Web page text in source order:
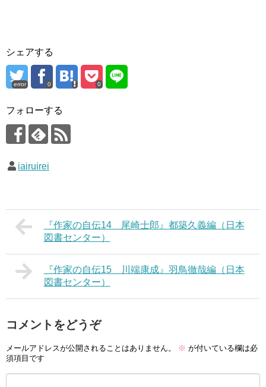
シェアする
error 0 0
フォローする
iairuirei
『作家の自伝14 尾崎士郎』都築久義編（日本
図書センター）
『作家の自伝15 川端康成』羽鳥徹哉編（日本
図書センター）
コメントをどうぞ
メールアドレスが公開されることはありません。 ※ が付いている欄は必
須項目です